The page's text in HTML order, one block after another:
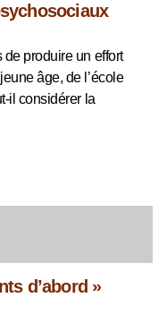
de produire un effort
âge, de l’école
il considérer la
d’abord »